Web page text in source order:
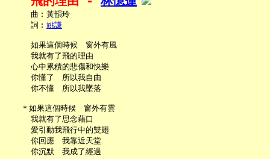
     曲︰黃韻玲
     詞︰
姚謙
     如果這個時候　窗外有風
     我就有了飛的理由
     心中累積的悲傷和快樂
     你懂了　所以我自由
     你不懂　所以我墜落
   ＊如果這個時候　窗外有雲
     我就有了思念藉口
     愛引動我飛行中的雙翅
     你回應　我靠近天堂
     你沉默　我成了經過